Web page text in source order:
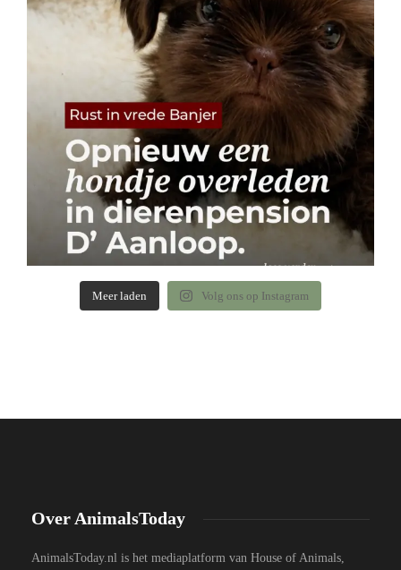
Meer laden Volg ons op Instagram
Over AnimalsToday
AnimalsToday.nl is het mediaplatform van House of Animals,